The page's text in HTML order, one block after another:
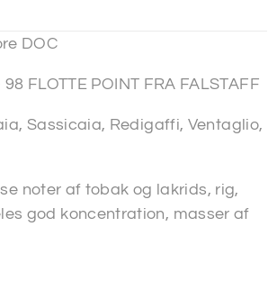
DOC
FLOTTE POINT FRA FALSTAFF
Sassicaia, Redigaffi, Ventaglio,
noter af tobak og lakrids, rig,
god koncentration, masser af